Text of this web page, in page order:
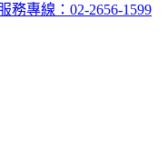
務專線：02-2656-1599